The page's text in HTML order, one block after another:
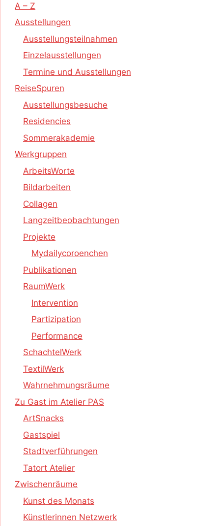
A – Z
Ausstellungen
Ausstellungsteilnahmen
Einzelausstellungen
Termine und Ausstellungen
ReiseSpuren
Ausstellungsbesuche
Residencies
Sommerakademie
Werkgruppen
ArbeitsWorte
Bildarbeiten
Collagen
Langzeitbeobachtungen
Projekte
Mydailycoroenchen
Publikationen
RaumWerk
Intervention
Partizipation
Performance
SchachtelWerk
TextilWerk
Wahrnehmungsräume
Zu Gast im Atelier PAS
ArtSnacks
Gastspiel
Stadtverführungen
Tatort Atelier
Zwischenräume
Kunst des Monats
Künstlerinnen Netzwerk